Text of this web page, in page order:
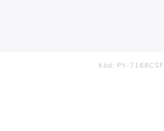
Kód: PY-7168CSF